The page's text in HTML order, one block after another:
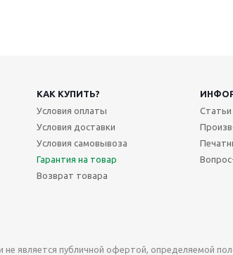
КАК КУПИТЬ?
Условия оплаты
Условия доставки
Условия самовывоза
Гарантия на товар
Возврат товара
Статьи
является публичной офертой, определяемой